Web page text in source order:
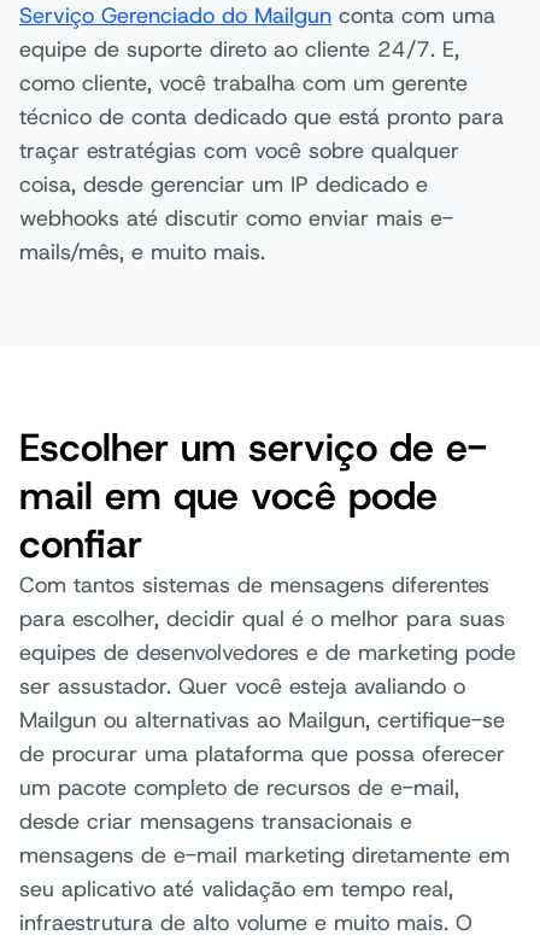
Serviço Gerenciado do Mailgun conta com uma
equipe de suporte direto ao cliente 24/7. E,
como cliente, você trabalha com um gerente
técnico de conta dedicado que está pronto para
traçar estratégias com você sobre qualquer
coisa, desde gerenciar um IP dedicado e
webhooks até discutir como enviar mais e-
mails/mês, e muito mais.
Escolher um serviço de e-
mail em que você pode
confiar
Com tantos sistemas de mensagens diferentes
para escolher, decidir qual é o melhor para suas
equipes de desenvolvedores e de marketing pode
ser assustador. Quer você esteja avaliando o
Mailgun ou alternativas ao Mailgun, certifique-se
de procurar uma plataforma que possa oferecer
um pacote completo de recursos de e-mail,
desde criar mensagens transacionais e
mensagens de e-mail marketing diretamente em
seu aplicativo até validação em tempo real,
infraestrutura de alto volume e muito mais. O